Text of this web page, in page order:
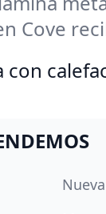
Cove
con